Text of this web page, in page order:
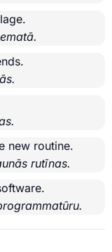
new routine.
rutīnas.